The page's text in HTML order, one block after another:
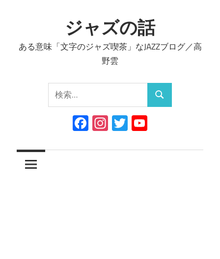
ン
ジャズの話
ある意味「文字のジャズ喫茶」なJAZZブログ／高
野雲
索:
検
Facebook
Instagram
Twitter